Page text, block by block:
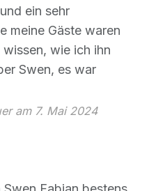
ein sehr
meine Gäste waren
wie ich ihn
Swen, es war
am 7. Mai 2024